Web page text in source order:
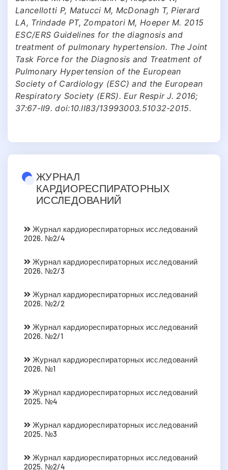
Lancellotti P, Matucci M, McDonagh T, Pierard
LA, Trindade PT, Zompatori M, Hoeper M. 2015
ESC/ERS Guidelines for the diagnosis and
treatment of pulmonary hypertension. The Joint
Task Force for the Diagnosis and Treatment of
Pulmonary Hypertension of the European
Society of Cardiology (ESC) and the European
Respiratory Society (ERS). Eur Respir J. 2016;
37:67-II9. doi:10.II83/13993003.51032-2015.
ЖУРНАЛ
КАРДИОРЕСПИРАТОРНЫХ
ИССЛЕДОВАНИЙ
Журнал кардиореспираторных исследований
2026. №2/4
Журнал кардиореспираторных исследований
2026. №2/3
Журнал кардиореспираторных исследований
2026. №2/2
Журнал кардиореспираторных исследований
2026. №2/1
Журнал кардиореспираторных исследований
2026. №1
Журнал кардиореспираторных исследований
2025. №4
Журнал кардиореспираторных исследований
2025. №3
Журнал кардиореспираторных исследований
2025. №2/4